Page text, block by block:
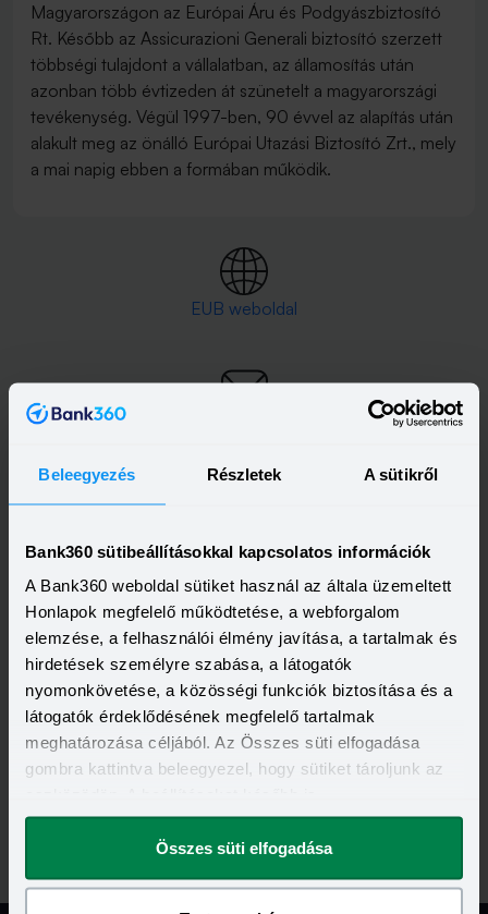
Beleegyezés Részletek A sütikről
Bank360 sütibeállításokkal kapcsolatos információk
A Bank360 weboldal sütiket használ az általa üzemeltett
Honlapok megfelelő működtetése, a webforgalom
elemzése, a felhasználói élmény javítása, a tartalmak és
hirdetések személyre szabása, a látogatók
nyomonkövetése, a közösségi funkciók biztosítása és a
látogatók érdeklődésének megfelelő tartalmak
meghatározása céljából. Az Összes süti elfogadása
gombra kattintva beleegyezel, hogy sütiket tároljunk az
megváltoztathatod.
Összes süti elfogadása
Magyarországon az Európai Áru és Podgyászbiztosító
Rt. Később az Assicurazioni Generali biztosító szerzett
többségi tulajdont a vállalatban, az államosítás után
azonban több évtizeden át szünetelt a magyarországi
tevékenység. Végül 1997-ben, 90 évvel az alapítás után
alakult meg az önálló Európai Utazási Biztosító Zrt., mely
a mai napig ebben a formában működik.
EUB weboldal
Ügyfélszolgálat:
+36 1 452 3580
Telefonszám:
+36 1 452 3580
EUB Facebook oldal